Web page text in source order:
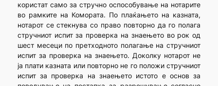
користат само за стручно оспособување на нотарите
во рамките на Комората. По плаќањето на казната,
нотарот се стекнува со право повторно да го полага
стручниот испит за проверка на знаењето во рок од
шест месеци по претходното полагање на стручниот
испит за проверка на знаењето. Доколку нотарот не
ја плати казната или повторно не го положи стручниот
испит за проверка на знаењето истото е основ за